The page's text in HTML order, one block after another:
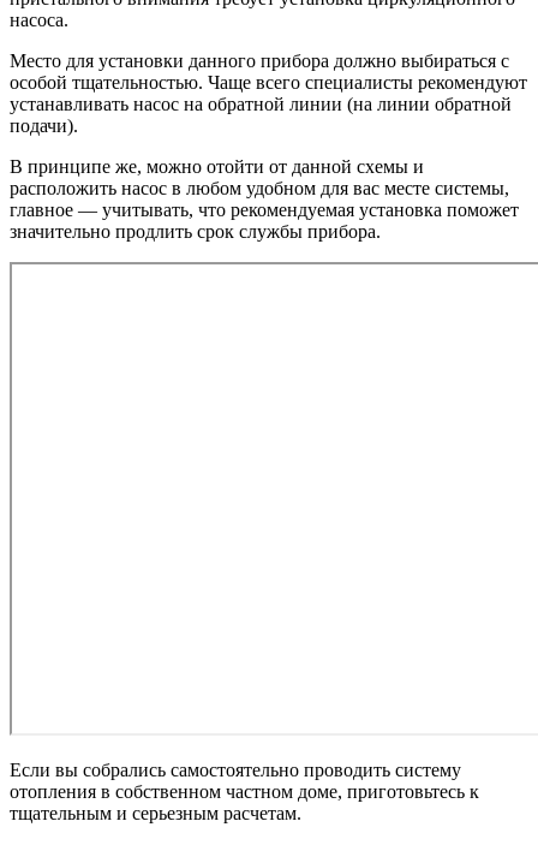
насоса.
Место для установки данного прибора должно выбираться с
особой тщательностью. Чаще всего специалисты рекомендуют
устанавливать насос на обратной линии (на линии обратной
подачи).
В принципе же, можно отойти от данной схемы и
расположить насос в любом удобном для вас месте системы,
главное — учитывать, что рекомендуемая установка поможет
значительно продлить срок службы прибора.
Если вы собрались самостоятельно проводить систему
отопления в собственном частном доме, приготовьтесь к
тщательным и серьезным расчетам.